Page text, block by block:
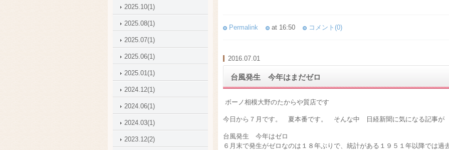
Permalink at 16:50 コメント(0)
2016.07.01
台風発生 今年はまだゼロ
ボーノ相模大野のたからや質店です
今日から７月です。 夏本番です。 そんな中 日経新聞に気になる記事が
台風発生 今年はゼロ
６月末で発生がゼロなのは１８年ぶりで、統計がある１９５１年以降では過
2025.10(1)
2025.08(1)
2025.07(1)
2025.06(1)
2025.01(1)
2024.12(1)
2024.06(1)
2024.03(1)
2023.12(2)